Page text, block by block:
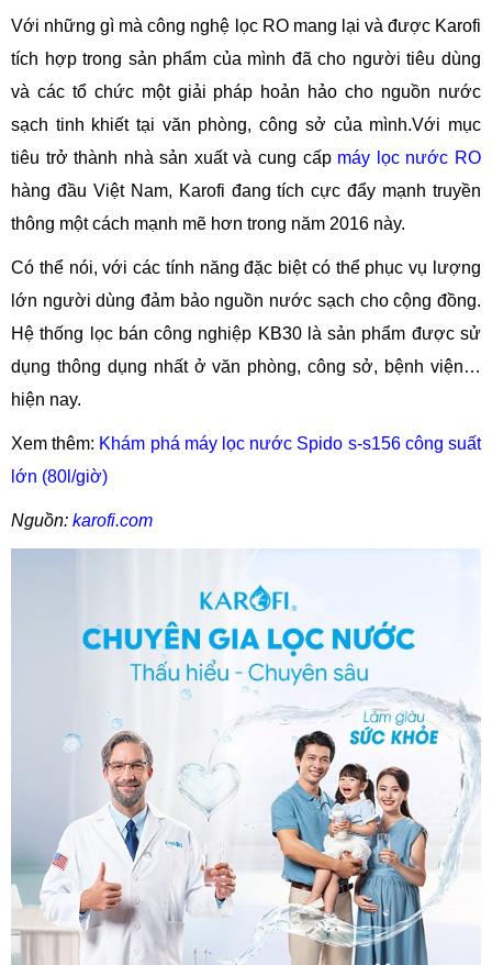
Với những gì mà công nghệ lọc RO mang lại và được Karofi
tích hợp trong sản phẩm của mình đã cho người tiêu dùng
và các tổ chức một giải pháp hoản hảo cho nguồn nước
sạch tinh khiết tại văn phòng, công sở của mình.Với mục
tiêu trở thành nhà sản xuất và cung cấp máy lọc nước RO
hàng đầu Việt Nam, Karofi đang tích cực đẩy mạnh truyền
thông một cách mạnh mẽ hơn trong năm 2016 này.
Có thể nói, với các tính năng đặc biệt có thể phục vụ lượng
lớn người dùng đảm bảo nguồn nước sạch cho cộng đồng.
Hệ thống lọc bán công nghiệp KB30 là sản phẩm được sử
dụng thông dụng nhất ở văn phòng, công sở, bệnh viện…
hiện nay.
Xem thêm: Khám phá máy lọc nước Spido s-s156 công suất
lớn (80l/giờ)
Nguồn: karofi.com